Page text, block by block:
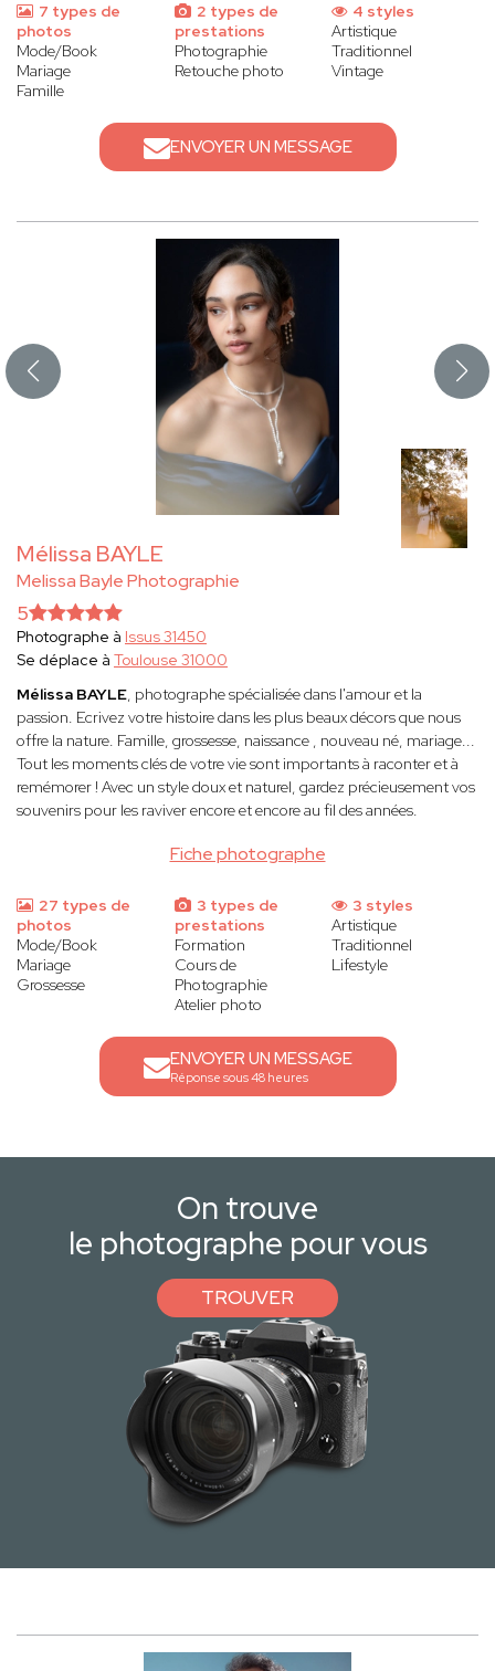
7 types de
photos
Mode/Book
Mariage
Famille
2 types de
prestations
Photographie
Retouche photo
4 styles
Artistique
Traditionnel
Vintage
ENVOYER UN MESSAGE
Mélissa BAYLE
Melissa Bayle Photographie
Fiche photographe
5
Photographe à Issus 31450
Se déplace à Toulouse 31000
Mélissa BAYLE, photographe spécialisée dans l'amour et la
passion. Ecrivez votre histoire dans les plus beaux décors que nous
offre la nature. Famille, grossesse, naissance , nouveau né, mariage...
Tout les moments clés de votre vie sont importants à raconter et à
remémorer ! Avec un style doux et naturel, gardez précieusement vos
souvenirs pour les raviver encore et encore au fil des années.
27 types de
photos
Mode/Book
Mariage
Grossesse
3 types de
prestations
Formation
Cours de
Photographie
Atelier photo
3 styles
Artistique
Traditionnel
Lifestyle
ENVOYER UN MESSAGE
Réponse sous 48 heures
On trouve
le photographe pour vous
TROUVER